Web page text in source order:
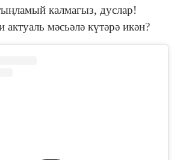
калмагыз, дуслар!
мәсьәлә күтәрә икән?